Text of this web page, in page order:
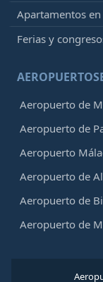
Apartamentos
Ferias y
Aeropuerto de
Aeropuerto de
Aeropuerto
Aeropuerto de
Aeropuerto de
Aeropuerto de